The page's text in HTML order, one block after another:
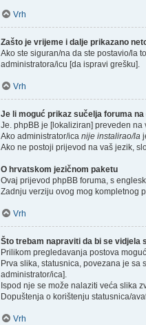
Vrh
Zašto je vrijeme i dalje prikazano
Ako ste siguran/na da ste postavio/la
administratora/icu [da ispravi grešku].
Vrh
Je li moguć prikaz sučelja foruma
Je. phpBB je [lokaliziran] preveden na
Ako administrator/ica nije instalirao/la
Ako ne postoji prijevod na vaš jezik,
O hrvatskom jezičnom paketu
Ovaj prijevod phpBB foruma, s
Zadnju verziju ovog mog kompletnog
Vrh
Što trebam napraviti da bi se vidjela
Prilikom pregledavanja postova
Prva slika, statusnica, povezana je
administrator/ica].
Ispod nje se može nalaziti veća slika
Dopuštenja o korištenju statusnica/
Vrh